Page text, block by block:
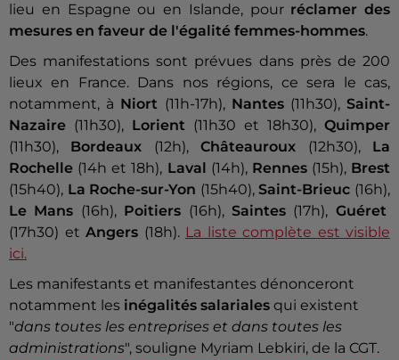
lieu en Espagne ou en Islande, pourréclamer des
mesures en faveur de l'égalité femmes-hommes.
Des manifestations sont prévues dans près de 200
lieux en France. Dans nos régions, ce sera le cas,
notamment, à Niort (11h-17h), Nantes (11h30),Saint-
Nazaire (11h30), Lorient (11h30 et 18h30), Quimper
(11h30), Bordeaux (12h),Châteauroux (12h30), La
Rochelle (14h et 18h), Laval (14h), Rennes(15h), Brest
(15h40), La Roche-sur-Yon (15h40),Saint-Brieuc (16h),
Le Mans (16h), Poitiers (16h),Saintes (17h), Guéret
(17h30) et Angers (18h). La liste complète est visible
ici.
Les manifestants et manifestantes dénonceront
notamment les inégalités salariales qui existent
"dans toutes les entreprises et dans toutes les
administrations", souligne Myriam Lebkiri, de la CGT.